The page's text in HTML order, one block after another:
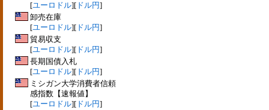
[ユーロドル][ ドル円]
卸売在庫
[ユーロドル][ ドル円]
貿易収支
[ユーロドル][ ドル円]
長期国債入札
[ユーロドル][ ドル円]
ミシガン大学消費者信頼
感指数【速報値】
[ユーロドル][ ドル円]